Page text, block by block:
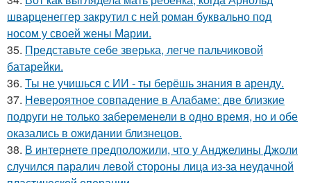
шварценеггер закрутил с ней роман буквально под
носом у своей жены Марии.
35. Представьте себе зверька, легче пальчиковой
батарейки.
36. Ты не учишься с ИИ - ты берёшь знания в аренду.
37. Невероятное совпадение в Алабаме: две близкие
подруги не только забеременели в одно время, но и обе
оказались в ожидании близнецов.
38. В интернете предположили, что у Анджелины Джоли
случился паралич левой стороны лица из-за неудачной